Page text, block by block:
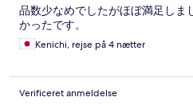
品数少なめでしたがほぼ満足しま
かったです。
Kenichi, rejse på 4 nætter
Verificeret anmeldelse